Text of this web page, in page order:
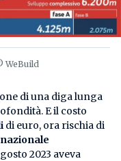
WeBuild
di una diga lunga
E il costo
di euro, ora rischia di
2023 aveva